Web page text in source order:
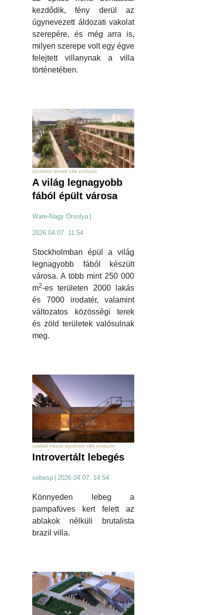
kezdődik, fény derül az
úgynevezett áldozati vakolat
szerepére, és még arra is,
milyen szerepe volt egy égve
felejtett villanynak a villa
történetében.
épületek tervek cikk exkluzív
A világ legnagyobb
fából épült városa
Ware-Nagy Orsolya |
2026.04.07. 11:54
Stockholmban épül a világ
legnagyobb fából készült
városa. A több mint 250 000
m2-es területen 2000 lakás
és 7000 irodatér, valamint
változatos közösségi terek
és zöld területek valósulnak
meg.
családi házak épületek cikk exkluzív
Introvertált lebegés
sebesp 2026.04.07. 14:54
Könnyeden lebeg a
pampafüves kert felett az
ablakok nélküli brutalista
brazil villa.